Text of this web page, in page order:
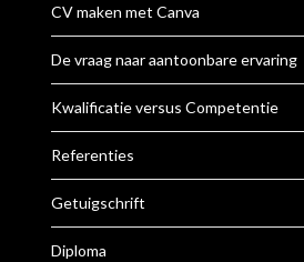
CV maken met Canva
De vraag naar aantoonbare ervaring
Kwalificatie versus Competentie
Referenties
Getuigschrift
Diploma